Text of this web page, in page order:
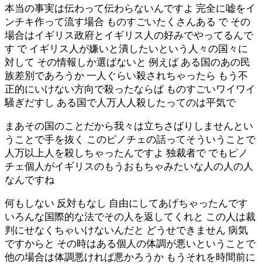
本当の事実は伝わって伝わらないんですよ 完全に嘘をイ
ンチキ作って流す場合 ものすごいたくさんある で その
場合はイギリス政府とイギリス人の好みでやってるんで
す で イギリス人が嫌いと潰したいという人々の国々に
対して その情報しか選ばないと 例えば ある国のあの民
族差別であろうか 一人ぐらい殺されちゃったら もう不
正的にいけない方向で殺ったならば ものすごいワイワイ
騒ぎだすし ある国で人万人人殺したってのは平気で
まあその国のことだから我々は立ちさばりしませんとい
うことで手を抜く このピノチェの話ってそういうことで
人万以上人を殺しちゃったんですよ 独裁者で でもピノ
チェ個人がイギリスのもうおもちゃみたいな人の人の人
なんですね
何もしない 反対もなし 自由にしてあげちゃったんです
いろんな国際的な法でその人を返してくれと この人は裁
判にせなくちゃいけないんだと どうせできません 病気
ですからと その時はある個人の体調が悪いということで
他の場合は体調悪ければ悪かろうか もうそれを時間前に